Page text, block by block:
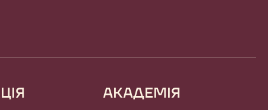
АКАДЕМІЯ